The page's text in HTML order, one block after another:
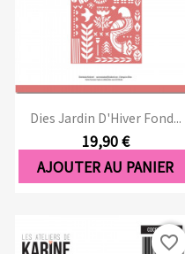
Dies Jardin D'Hiver Fond...
19,90 €
AJOUTER AU PANIER
favorite_border